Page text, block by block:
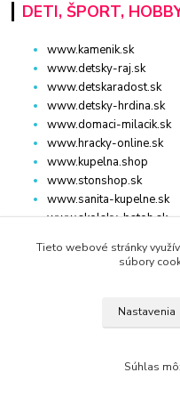
DETI, ŠPORT,
www.kamenik.sk
www.detsky-raj.sk
www.detskaradost.sk
www.detsky-hrdina.sk
www.domaci-milacik.sk
www.hracky-online.sk
www.kupelna.shop
www.stonshop.sk
www.sanita-kupelne.sk
www.skolsky-batoh.sk
www.potraviny-online.sk
DOM, ZÁHRADA
Tieto webové stránky
súbory
Nastavenia
Súhlas